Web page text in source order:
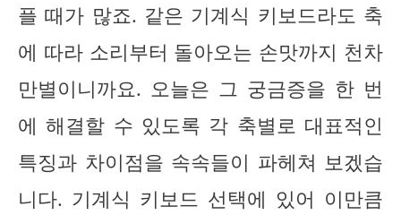
플 때가 많죠. 같은 기계식 키보드라도 축
에 따라 소리부터 돌아오는 손맛까지 천차
만별이니까요. 오늘은 그 궁금증을 한 번
에 해결할 수 있도록 각 축별로 대표적인
특징과 차이점을 속속들이 파헤쳐 보겠습
니다. 기계식 키보드 선택에 있어 이만큼